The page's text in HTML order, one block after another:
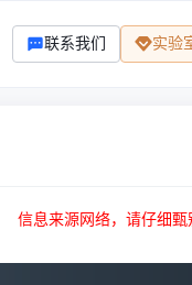
联系我们 实验
信息来源网络，请仔细甄